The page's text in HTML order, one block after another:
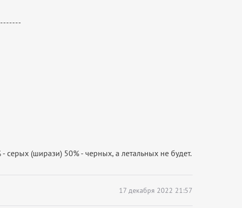
серых (ширази) 50% - черных, а летальных не будет.
17 декабря 2022 21:57